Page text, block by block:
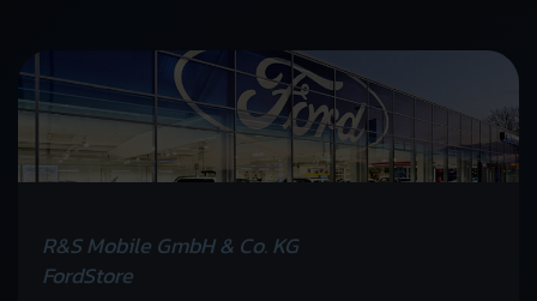
R&S Mobile GmbH & Co. KG
FordStore